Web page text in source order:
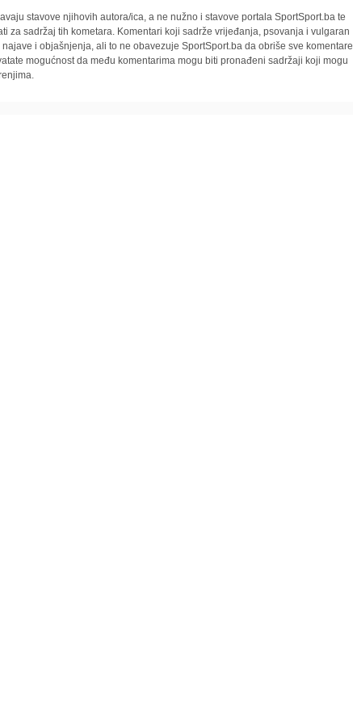
stavove njihovih autora/ica, a ne nužno i stavove portala SportSport.ba te
za sadržaj tih kometara. Komentari koji sadrže vrijeđanja, psovanja i vulgaran
i objašnjenja, ali to ne obavezuje SportSport.ba da obriše sve komentare
mogućnost da među komentarima mogu biti pronađeni sadržaji koji mogu